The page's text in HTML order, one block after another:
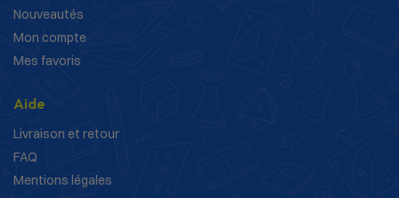
Nouveautés
Mon compte
Mes favoris
Aide
Livraison et retour
FAQ
Mentions légales